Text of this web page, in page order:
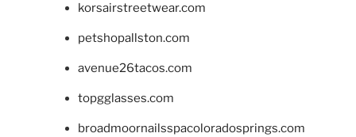
korsairstreetwear.com
petshopallston.com
avenue26tacos.com
topgglasses.com
broadmoornailsspacoloradosprings.com